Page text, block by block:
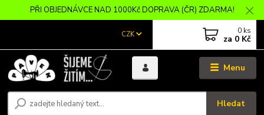
PŘI OBJEDNÁVCE NAD 1000Kč DOPRAVA (ČR) ZDARMA!
Menu
CZK
Hledat
0 ks
za 0 Kč